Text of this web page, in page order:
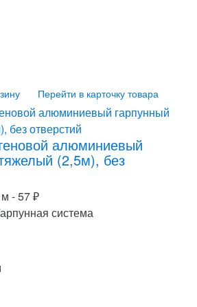
Перейти в карточку товара
алюминиевый
(2,5м), без
-57₽
система